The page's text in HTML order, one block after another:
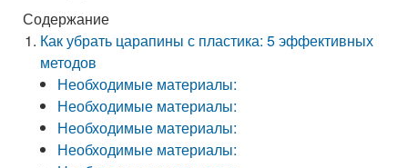
Содержание
Как убрать царапины с пластика: 5 эффективных
методов
Необходимые материалы:
Необходимые материалы:
Необходимые материалы:
Необходимые материалы: